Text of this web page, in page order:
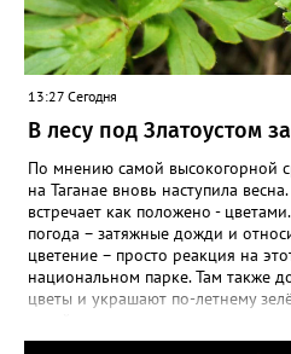
13:27 Сегодня
В лесу под Златоустом
По мнению самой высокогорной
на Таганае вновь наступила
встречает как положено -
погода – затяжные дожди и
цветение – просто реакция на
национальном парке. Там также
цветы и украшают по-летнему
силы перед долгой зимовкой.